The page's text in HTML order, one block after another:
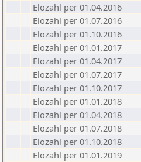
Elozahl per 01.04.2016
Elozahl per 01.07.2016
Elozahl per 01.10.2016
Elozahl per 01.01.2017
Elozahl per 01.04.2017
Elozahl per 01.07.2017
Elozahl per 01.10.2017
Elozahl per 01.01.2018
Elozahl per 01.04.2018
Elozahl per 01.07.2018
Elozahl per 01.10.2018
Elozahl per 01.01.2019